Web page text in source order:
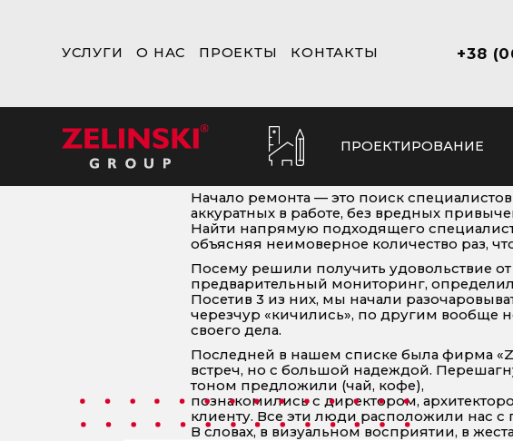
УСЛУГИ О НАС ПРОЕКТЫ КОНТАКТЫ +38
ПРОЕКТИРОВАНИЕ
Начало ремонта — это поиск
аккуратных в работе, без вредных
Найти напрямую подходящего
объясняя неимоверное количество раз,
Посему решили получить удовольствие
предварительный мониторинг,
Посетив 3 из них, мы начали
черезчур «кичились», по другим вообще
своего дела.
Последней в нашем списке была фирма
встреч, но с большой надеждой.
тоном предложили (чай, кофе),
познакомились с директором,
клиенту. Все эти люди расположили нас с
В словах, в визуальном восприятии, в